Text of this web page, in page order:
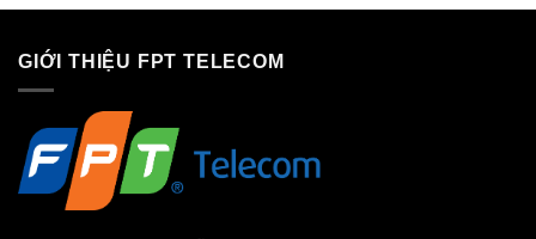
GIỚI THIỆU FPT TELECOM